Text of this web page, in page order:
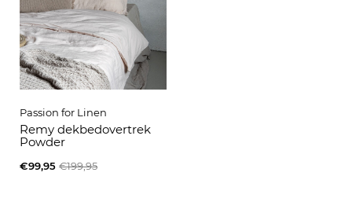
Passion for Linen
Remy dekbedovertrek
Powder
€99,95 €199,95